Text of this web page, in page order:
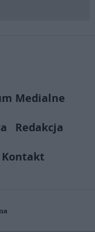
Medialne
Redakcja
Kontakt